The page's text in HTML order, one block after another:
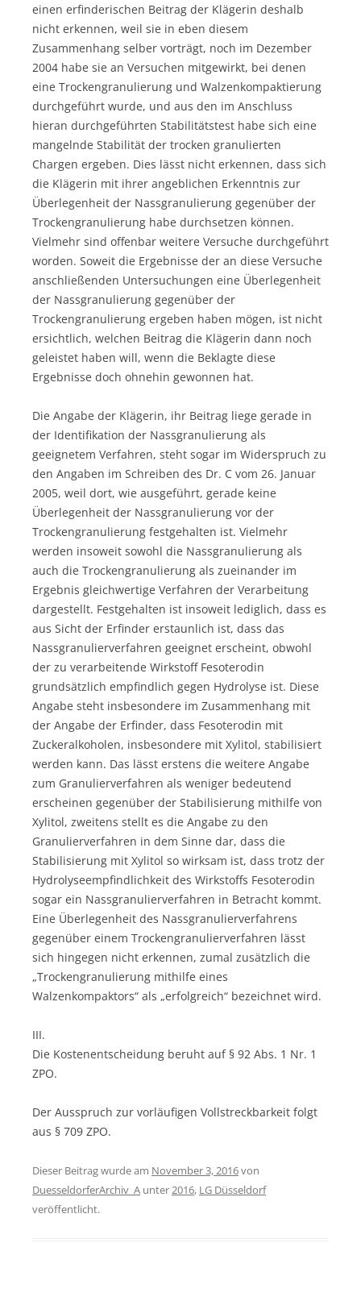
einen erfinderischen Beitrag der Klägerin deshalb
nicht erkennen, weil sie in eben diesem
Zusammenhang selber vorträgt, noch im Dezember
2004 habe sie an Versuchen mitgewirkt, bei denen
eine Trockengranulierung und Walzenkompaktierung
durchgeführt wurde, und aus den im Anschluss
hieran durchgeführten Stabilitätstest habe sich eine
mangelnde Stabilität der trocken granulierten
Chargen ergeben. Dies lässt nicht erkennen, dass sich
die Klägerin mit ihrer angeblichen Erkenntnis zur
Überlegenheit der Nassgranulierung gegenüber der
Trockengranulierung habe durchsetzen können.
Vielmehr sind offenbar weitere Versuche durchgeführt
worden. Soweit die Ergebnisse der an diese Versuche
anschließenden Untersuchungen eine Überlegenheit
der Nassgranulierung gegenüber der
Trockengranulierung ergeben haben mögen, ist nicht
ersichtlich, welchen Beitrag die Klägerin dann noch
geleistet haben will, wenn die Beklagte diese
Ergebnisse doch ohnehin gewonnen hat.
Die Angabe der Klägerin, ihr Beitrag liege gerade in
der Identifikation der Nassgranulierung als
geeignetem Verfahren, steht sogar im Widerspruch zu
den Angaben im Schreiben des Dr. C vom 26. Januar
2005, weil dort, wie ausgeführt, gerade keine
Überlegenheit der Nassgranulierung vor der
Trockengranulierung festgehalten ist. Vielmehr
werden insoweit sowohl die Nassgranulierung als
auch die Trockengranulierung als zueinander im
Ergebnis gleichwertige Verfahren der Verarbeitung
dargestellt. Festgehalten ist insoweit lediglich, dass es
aus Sicht der Erfinder erstaunlich ist, dass das
Nassgranulierverfahren geeignet erscheint, obwohl
der zu verarbeitende Wirkstoff Fesoterodin
grundsätzlich empfindlich gegen Hydrolyse ist. Diese
Angabe steht insbesondere im Zusammenhang mit
der Angabe der Erfinder, dass Fesoterodin mit
Zuckeralkoholen, insbesondere mit Xylitol, stabilisiert
werden kann. Das lässt erstens die weitere Angabe
zum Granulierverfahren als weniger bedeutend
erscheinen gegenüber der Stabilisierung mithilfe von
Xylitol, zweitens stellt es die Angabe zu den
Granulierverfahren in dem Sinne dar, dass die
Stabilisierung mit Xylitol so wirksam ist, dass trotz der
Hydrolyseempfindlichkeit des Wirkstoffs Fesoterodin
sogar ein Nassgranulierverfahren in Betracht kommt.
Eine Überlegenheit des Nassgranulierverfahrens
gegenüber einem Trockengranulierverfahren lässt
sich hingegen nicht erkennen, zumal zusätzlich die
„Trockengranulierung mithilfe eines
Walzenkompaktors“ als „erfolgreich“ bezeichnet wird.
III.
Die Kostenentscheidung beruht auf § 92 Abs. 1 Nr. 1
ZPO.
Der Ausspruch zur vorläufigen Vollstreckbarkeit folgt
aus § 709 ZPO.
Dieser Beitrag wurde am November 3, 2016von
DuesseldorferArchiv_A unter 2016, LG Düsseldorf
veröffentlicht.